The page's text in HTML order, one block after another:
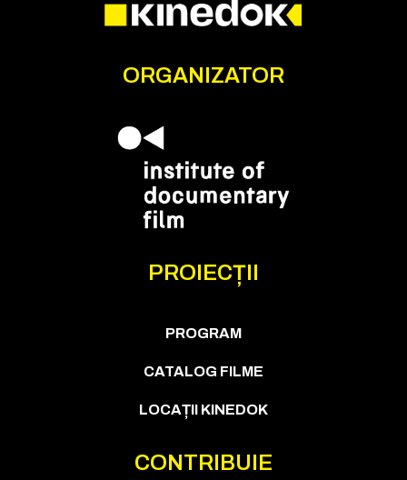
ORGANIZATOR
PROIECȚII
PROGRAM
CATALOG FILME
LOCAȚII KINEDOK
CONTRIBUIE